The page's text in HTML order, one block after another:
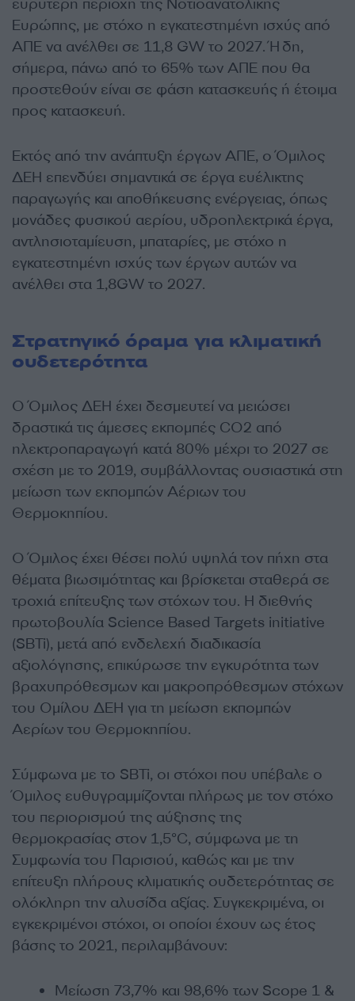
Ευρώπης, με στόχο η εγκατεστημένη ισχύς από
ΑΠΕ να ανέλθει σε 11,8 GW το 2027. Ήδη,
σήμερα, πάνω από το 65% των ΑΠΕ που θα
προστεθούν είναι σε φάση κατασκευής ή έτοιμα
προς κατασκευή.
Εκτός από την ανάπτυξη έργων ΑΠΕ, ο Όμιλος
ΔΕΗ επενδύει σημαντικά σε έργα ευέλικτης
παραγωγής και αποθήκευσης ενέργειας, όπως
μονάδες φυσικού αερίου, υδροηλεκτρικά έργα,
αντλησιοταμίευση, μπαταρίες, με στόχο η
εγκατεστημένη ισχύς των έργων αυτών να
ανέλθει στα 1,8GW το 2027.
Στρατηγικό όραμα για κλιματική
ουδετερότητα
Ο Όμιλος ΔΕΗ έχει δεσμευτεί να μειώσει
δραστικά τις άμεσες εκπομπές CO2 από
ηλεκτροπαραγωγή κατά 80% μέχρι το 2027 σε
σχέση με το 2019, συμβάλλοντας ουσιαστικά στη
μείωση των εκπομπών Αέριων του
Θερμοκηπίου.
Ο Όμιλος έχει θέσει πολύ υψηλά τον πήχη στα
θέματα βιωσιμότητας και βρίσκεται σταθερά σε
τροχιά επίτευξης των στόχων του. Η διεθνής
πρωτοβουλία Science Based Targets initiative
(SBTi), μετά από ενδελεχή διαδικασία
αξιολόγησης, επικύρωσε την εγκυρότητα των
βραχυπρόθεσμων και μακροπρόθεσμων στόχων
του Ομίλου ΔΕΗ για τη μείωση εκπομπών
Αερίων του Θερμοκηπίου.
Σύμφωνα με το SBTi, οι στόχοι που υπέβαλε ο
Όμιλος ευθυγραμμίζονται πλήρως με τον στόχο
του περιορισμού της αύξησης της
θερμοκρασίας στον 1,5°C, σύμφωνα με τη
Συμφωνία του Παρισιού, καθώς και με την
επίτευξη πλήρους κλιματικής ουδετερότητας σε
ολόκληρη την αλυσίδα αξίας. Συγκεκριμένα, οι
εγκεκριμένοι στόχοι, οι οποίοι έχουν ως έτος
βάσης το 2021, περιλαμβάνουν:
Μείωση 73,7% και 98,6% των Scope 1 &